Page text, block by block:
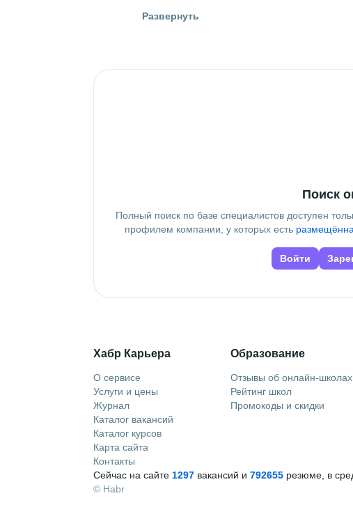
British Council
Развернуть
Поиск
Полный поиск по базе специалистов доступен
профилем компании, у которых есть
Войти
Хабр Карьера
О сервисе
Услуги и цены
Журнал
Каталог вакансий
Каталог курсов
Карта сайта
Контакты
Образование
Отзывы об онлайн-школах
Рейтинг школ
Промокоды и скидки
Сейчас на сайте 1297 вакансий и 792655 резюме, в
© Habr